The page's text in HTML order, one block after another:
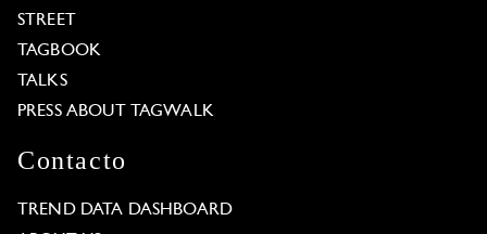
STREET
TAGBOOK
TALKS
PRESS ABOUT TAGWALK
Contacto
TREND DATA DASHBOARD